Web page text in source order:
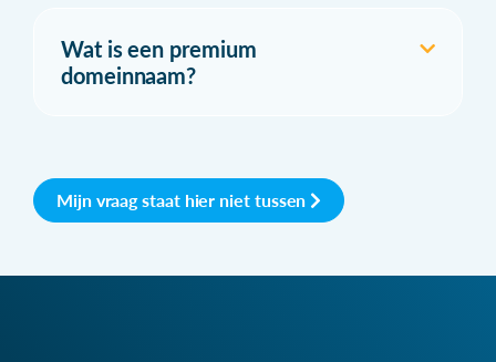
Wat is een premium
domeinnaam?
Mijn vraag staat hier niet tussen